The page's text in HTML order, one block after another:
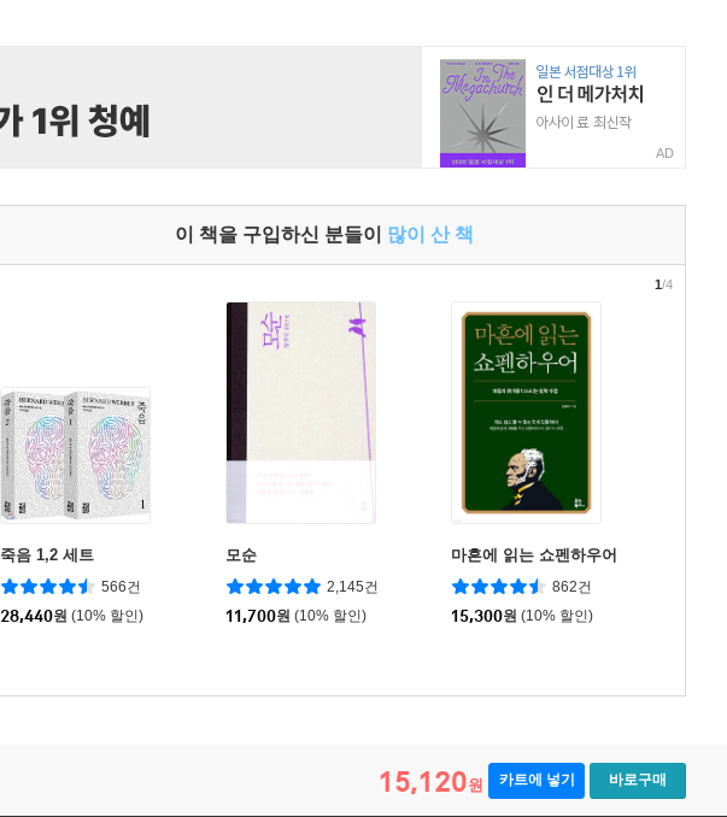
AD
이 책을 구입하신 분들이 많이 산 책
죽음 1,2 세트
566건
28,440원 (10% 할인)
모순
2,145건
11,700원 (10% 할인)
마흔에 읽는 쇼펜하우어
862건
15,300원 (10% 할인)
1/4
15,120원 카트에 넣기 바로구매